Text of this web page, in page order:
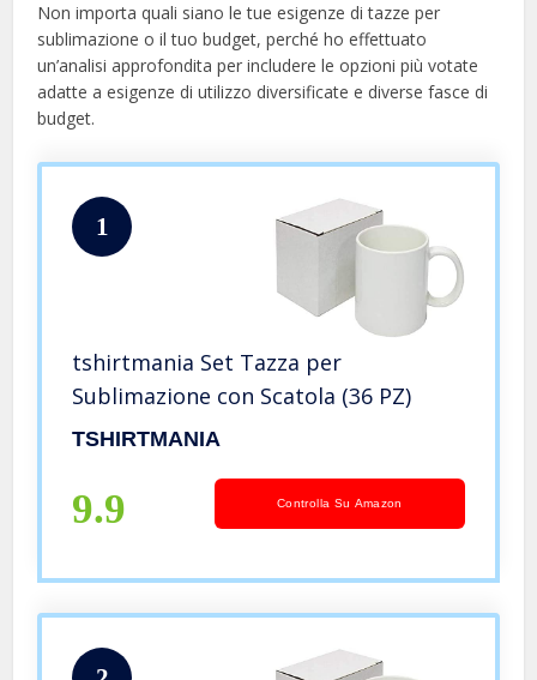
Non importa quali siano le tue esigenze di tazze per
sublimazione o il tuo budget, perché ho effettuato
un’analisi approfondita per includere le opzioni più votate
adatte a esigenze di utilizzo diversificate e diverse fasce di
budget.
1
tshirtmania Set Tazza per
Sublimazione con Scatola (36 PZ)
TSHIRTMANIA
9.9 Controlla Su Amazon